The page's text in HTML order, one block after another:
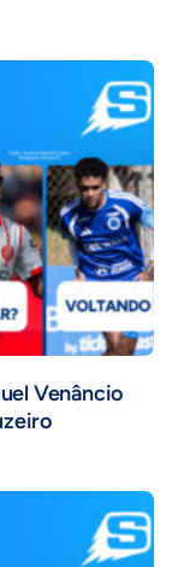
Venâncio